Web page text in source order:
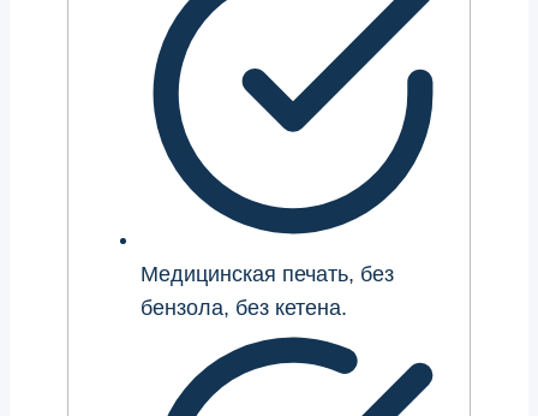
Медицинская печать, без
бензола, без кетена.